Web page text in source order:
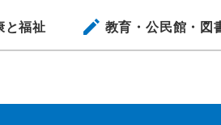
と福祉 教育・公民館・ 図